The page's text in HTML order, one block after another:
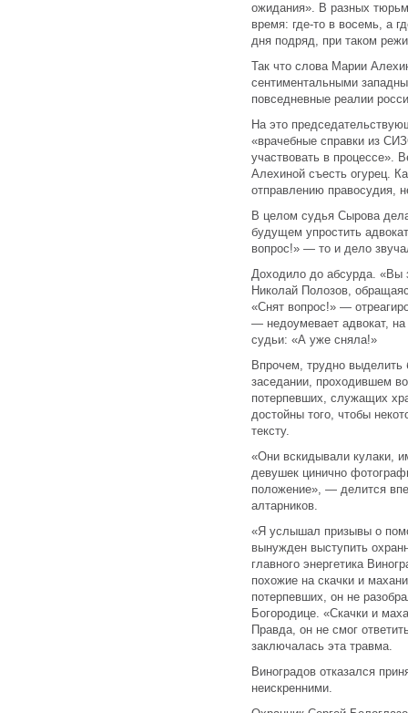
ожидания». В разных
время: где-то в восемь, а
дня подряд, при таком
Так что слова Марии
сентиментальными
повседневные реалии
На это
«врачебные справки из
участвовать в процессе».
Алехиной съесть огурец.
отправлению правосудия,
В целом судья Сырова
будущем упростить
вопрос!» — то и дело
Доходило до абсурда. «Вы
Николай Полозов,
«Снят вопрос!» —
— недоумевает адвокат, на
судьи: «А уже сняла!»
Впрочем, трудно
заседании, проходившем
потерпевших, служащих
достойны того, чтобы
тексту.
«Они вскидывали кулаки,
девушек цинично
положение», — делится
алтарников.
«Я услышал призывы о
вынужден выступить
главного энергетика
похожие на скачки и
потерпевших, он не
Богородице. «Скачки и
Правда, он не смог
заключалась эта травма.
Виноградов отказался
неискренними.